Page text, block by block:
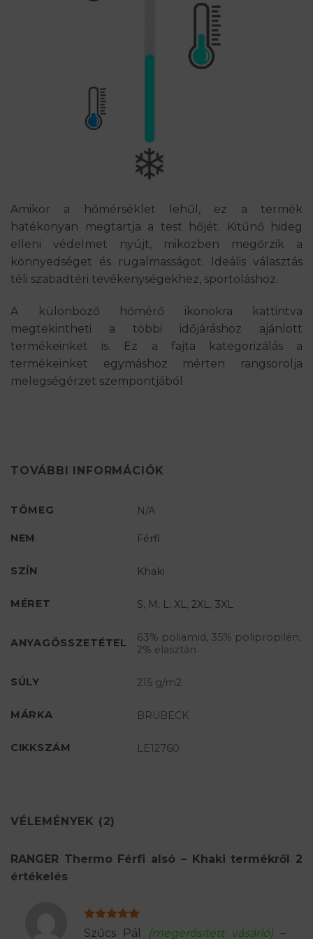
Amikor a hőmérséklet lehűl, ez a termék
hatékonyan megtartja a test hőjét. Kitűnő hideg
elleni védelmet nyújt, miközben megőrzik a
könnyedséget és rugalmasságot. Ideális választás
téli szabadtéri tevékenységekhez, sportoláshoz.
A különböző hőmérő ikonokra kattintva
megtekintheti a többi időjáráshoz ajánlott
termékeinket is. Ez a fajta kategorizálás a
termékeinket egymáshoz mérten rangsorolja
melegségérzet szempontjából.
TOVÁBBI INFORMÁCIÓK
TÖMEG N/A
NEM Férfi
SZÍN Khaki
MÉRET S, M, L,XL,2XL, 3XL
ANYAGÖSSZETÉTEL
63% poliamid, 35% polipropilén,
2% elasztán
SÚLY 215 g/m2
MÁRKA BRUBECK
CIKKSZÁM LE12760
VÉLEMÉNYEK (2)
RANGER Thermo Férfi alsó – Khaki termékről 2
értékelés
Értékelés:5
Szűcs Pál (megerősített vásárló) –